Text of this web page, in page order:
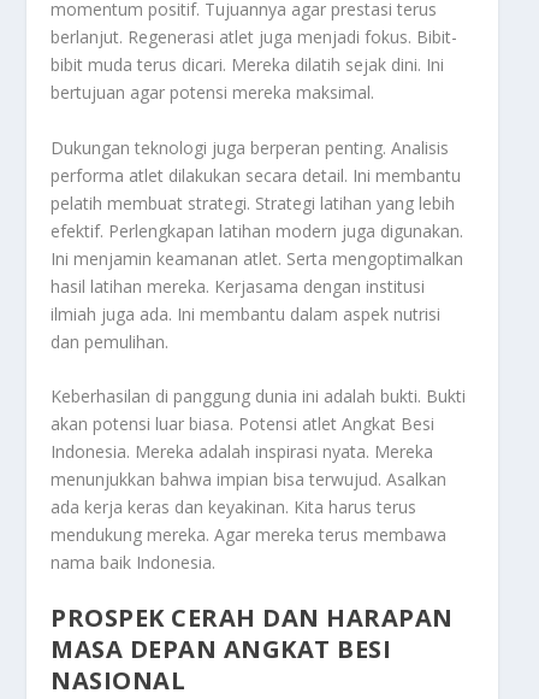
momentum positif. Tujuannya agar prestasi terus
berlanjut. Regenerasi atlet juga menjadi fokus. Bibit-
bibit muda terus dicari. Mereka dilatih sejak dini. Ini
bertujuan agar potensi mereka maksimal.
Dukungan teknologi juga berperan penting. Analisis
performa atlet dilakukan secara detail. Ini membantu
pelatih membuat strategi. Strategi latihan yang lebih
efektif. Perlengkapan latihan modern juga digunakan.
Ini menjamin keamanan atlet. Serta mengoptimalkan
hasil latihan mereka. Kerjasama dengan institusi
ilmiah juga ada. Ini membantu dalam aspek nutrisi
dan pemulihan.
Keberhasilan di panggung dunia ini adalah bukti. Bukti
akan potensi luar biasa. Potensi atlet Angkat Besi
Indonesia. Mereka adalah inspirasi nyata. Mereka
menunjukkan bahwa impian bisa terwujud. Asalkan
ada kerja keras dan keyakinan. Kita harus terus
mendukung mereka. Agar mereka terus membawa
nama baik Indonesia.
PROSPEK CERAH DAN HARAPAN
MASA DEPAN ANGKAT BESI
NASIONAL